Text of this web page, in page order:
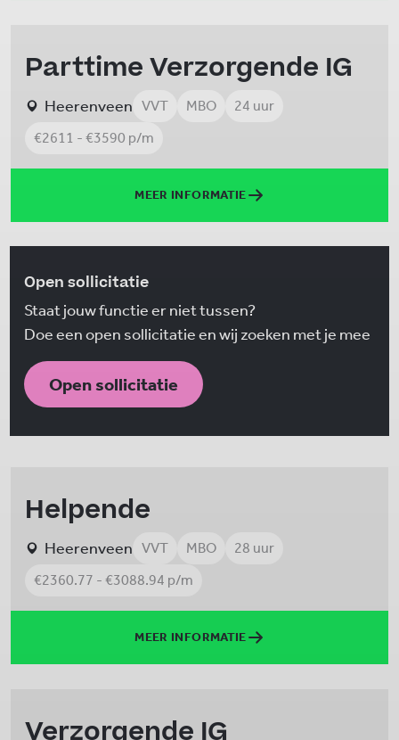
Parttime Verzorgende IG
Heerenveen VVT MBO
24 uur
€2611 - €3590 p/m
MEER INFORMATIE
Open sollicitatie
Staat jouw functie er niet tussen?
Doe een open sollicitatie en wij zoeken met je mee
Open sollicitatie
Helpende
Heerenveen VVT MBO
28 uur
€2360.77 - €3088.94 p/m
MEER INFORMATIE
Verzorgende IG